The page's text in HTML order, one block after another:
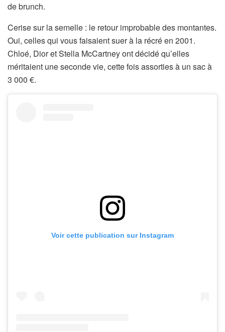
de brunch.
Cerise sur la semelle : le retour improbable des montantes.
Oui, celles qui vous faisaient suer à la récré en 2001.
Chloé, Dior et Stella McCartney ont décidé qu’elles
méritaient une seconde vie, cette fois assorties à un sac à
3 000 €.
Voir cette publication sur Instagram